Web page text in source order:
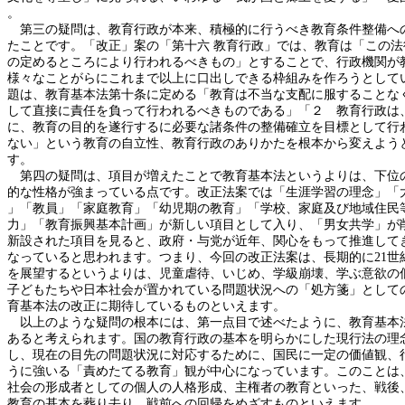
。
第三の疑問は、教育行政が本来、積極的に行うべき教育条件整備へ
たことです。「改正」案の「第十六 教育行政」では、教育は「この
の定めるところにより行われるべきもの」とすることで、行政機関が
様々なことがらにこれまで以上に口出しできる枠組みを作ろうとして
題は、教育基本法第十条に定める「教育は不当な支配に服することな
して直接に責任を負って行われるべきものである」「２ 教育行政は
に、教育の目的を遂行するに必要な諸条件の整備確立を目標として行
ない」という教育の自立性、教育行政のありかたを根本から変えよう
す。
第四の疑問は、項目が増えたことで教育基本法というよりは、下位
的な性格が強まっている点です。改正法案では「生涯学習の理念」「
」「教員」「家庭教育」「幼児期の教育」「学校、家庭及び地域住民
力」「教育振興基本計画」が新しい項目として入り、「男女共学」が
新設された項目を見ると、政府・与党が近年、関心をもって推進して
なっていると思われます。つまり、今回の改正法案は、長期的に21世
を展望するというよりは、児童虐待、いじめ、学級崩壊、学ぶ意欲の
子どもたちや日本社会が置かれている問題状況への「処方箋」として
育基本法の改正に期待しているものといえます。
以上のような疑問の根本には、第一点目で述べたように、教育基本
あると考えられます。国の教育行政の基本を明らかにした現行法の理
し、現在の目先の問題状況に対応するために、国民に一定の価値観、
うに強いる「責めたてる教育」観が中心になっています。このことは
社会の形成者としての個人の人格形成、主権者の教育といった、戦後